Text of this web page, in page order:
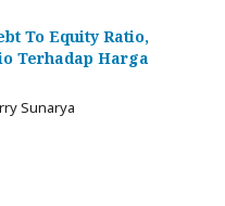
To Equity Ratio,
Terhadap Harga
Sunarya